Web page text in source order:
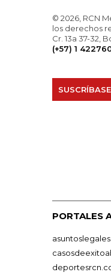
© 2026, RCN
los derechos
Cr. 13a 37-32,
(+57) 1
SUSCRÍBASE
PORTALES